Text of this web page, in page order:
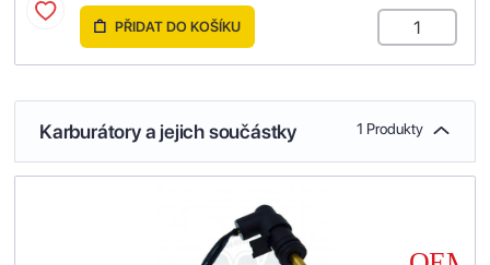
PŘIDAT DO KOŠÍKU
Karburátory a jejich součástky 1 Produkty